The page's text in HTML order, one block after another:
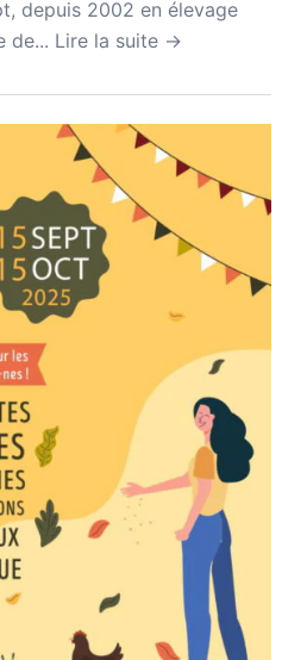
depuis 2002 en élevage
de... Lire la suite →